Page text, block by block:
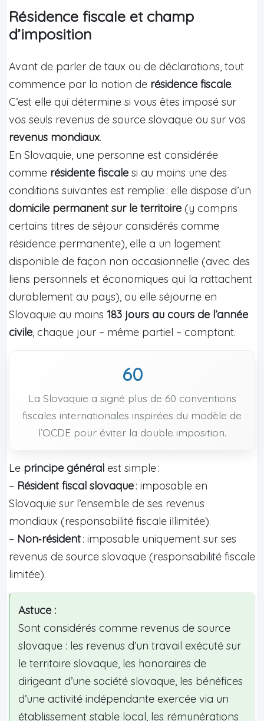
Résidence fiscale et champ
d’imposition
Avant de parler de taux ou de déclarations, tout
commence par la notion de résidence fiscale.
C’est elle qui détermine si vous êtes imposé sur
vos seuls revenus de source slovaque ou sur vos
revenus mondiaux.
En Slovaquie, une personne est considérée
comme résidente fiscale si au moins une des
conditions suivantes est remplie : elle dispose d’un
domicile permanent sur le territoire (y compris
certains titres de séjour considérés comme
résidence permanente), elle a un logement
disponible de façon non occasionnelle (avec des
liens personnels et économiques qui la rattachent
durablement au pays), ou elle séjourne en
Slovaquie au moins 183 jours au cours de l’année
civile, chaque jour – même partiel – comptant.
60
La Slovaquie a signé plus de 60 conventions
fiscales internationales inspirées du modèle de
l’OCDE pour éviter la double imposition.
Le principe général est simple :
– Résident fiscal slovaque: imposable en
Slovaquie sur l’ensemble de ses revenus
mondiaux (responsabilité fiscale illimitée).
– Non‑résident: imposable uniquement sur ses
revenus de source slovaque (responsabilité fiscale
limitée).
Astuce :
Sont considérés comme revenus de source
slovaque : les revenus d’un travail exécuté sur
le territoire slovaque, les honoraires de
dirigeant d’une société slovaque, les bénéfices
d’une activité indépendante exercée via un
établissement stable local, les rémunérations